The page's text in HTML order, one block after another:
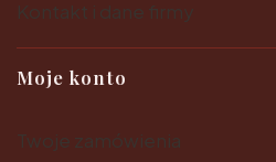
Moje konto